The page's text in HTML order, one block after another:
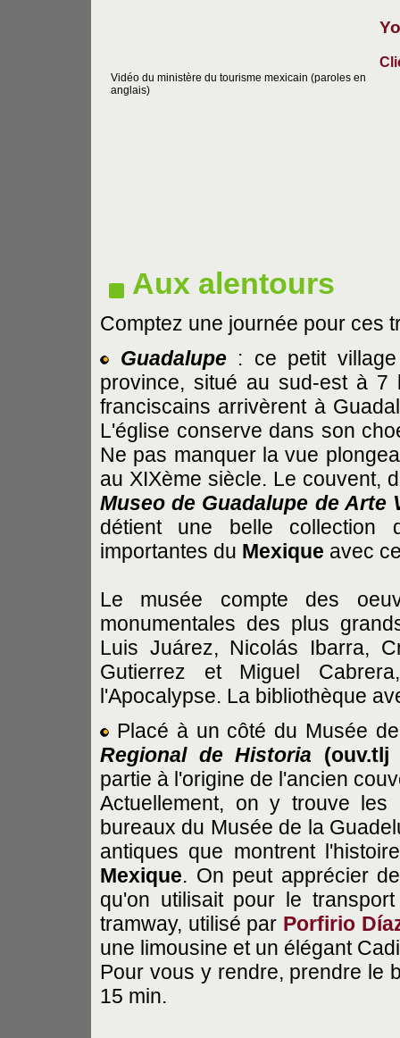
Vidéo du ministère du tourisme mexicain (paroles en
anglais)
Aux alentours
Comptez une journée pour ces
Guadalupe: ce petit village
province, situé au sud-est à
franciscains arrivèrent à
L'église conserve dans son
Ne pas manquer la vue
au XIXème siècle. Le couvent,
Museo de Guadalupe de Arte
détient une belle collection
importantes du Mexique avec
Le musée compte des
monumentales des plus
Luis Juárez, Nicolás Ibarra,
Gutierrez et Miguel
l'Apocalypse. La bibliothèque
Placé à un côté du Musée
Regional de Historia
(ouv.tlj
partie à l'origine de l'ancien
Actuellement, on y trouve les
bureaux du Musée de la
antiques que montrent
Mexique. On peut apprécier
qu'on utilisait pour le
tramway, utilisé par Porfirio
une limousine et un élégant
Pour vous y rendre, prendre le
15 min.